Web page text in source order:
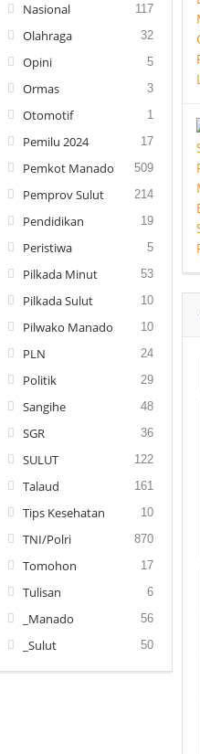
Nasional 117
Olahraga 32
Opini 5
Ormas 3
Otomotif 1
Pemilu 2024 17
Pemkot Manado 509
Pemprov Sulut 214
Pendidikan 19
Peristiwa 5
Pilkada Minut 53
Pilkada Sulut 10
Pilwako Manado 10
PLN 24
Politik 29
Sangihe 48
SGR 36
SULUT 122
Talaud 161
Tips Kesehatan 10
TNI/Polri 870
Tomohon 17
Tulisan 6
_Manado 56
_Sulut 50